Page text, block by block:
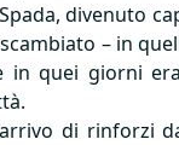
divenuto
– in
quei giorni
di rinforzi